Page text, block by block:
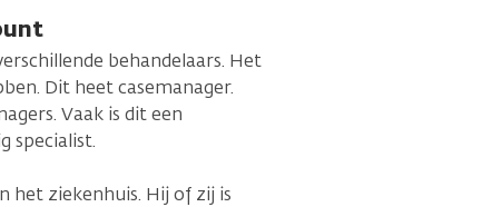
behandelaars. Het
Dit heet casemanager.
Vaak is dit een
specialist.
het ziekenhuis. Hij of zij is